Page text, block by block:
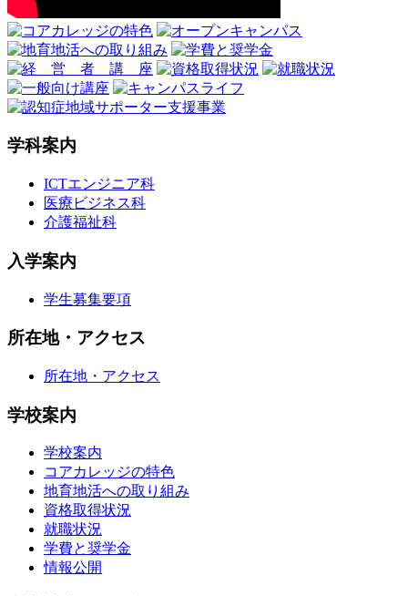
学科案内
ICTエンジニア科
医療ビジネス科
介護福祉科
入学案内
学生募集要項
所在地・アクセス
所在地・アクセス
学校案内
学校案内
コアカレッジの特色
地育地活への取り組み
資格取得状況
就職状況
学費と奨学金
情報公開